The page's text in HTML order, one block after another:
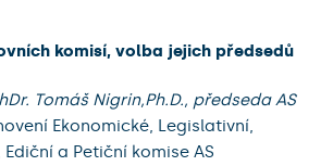
komisí, volba jejich předsedů
Tomáš Nigrin,Ph.D., předseda AS
Ekonomické, Legislativní,
a Petiční komise AS